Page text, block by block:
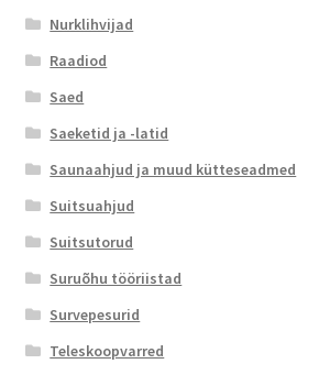
Nurklihvijad
Raadiod
Saed
Saeketid ja -latid
Saunaahjud ja muud kütteseadmed
Suitsuahjud
Suitsutorud
Suruõhu tööriistad
Survepesurid
Teleskoopvarred